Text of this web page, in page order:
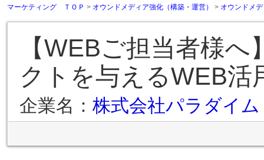
マーケティング ＴＯＰ > オウンドメディア強化（構築・運営） > オウンドメ
【WEBご担当者様
クトを与えるWEB活
企業名： 株式会社パラダイ